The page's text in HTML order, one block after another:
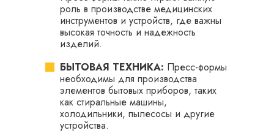
роль в производстве медицинских
инструментов и устройств, где важны
высокая точность и надежность
изделий.
БЫТОВАЯ ТЕХНИКА: Пресс-формы
необходимы для производства
элементов бытовых приборов, таких
как стиральные машины,
холодильники, пылесосы и другие
устройства.